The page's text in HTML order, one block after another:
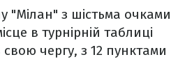
"Мілан" з шістьма очками
в турнірній таблиці
свою чергу, з 12 пунктами